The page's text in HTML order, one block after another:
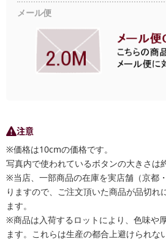
メール便
注意
※価格は10cmの価格です。
写真内で使われているボタンの大きさは
※当店、一部商品の在庫を実店舗（京都
りますので、ご注文頂いた商品が品切れ
ます。
※商品は入荷するロットにより、色味や
ます。これらは生産の都合上避けられな